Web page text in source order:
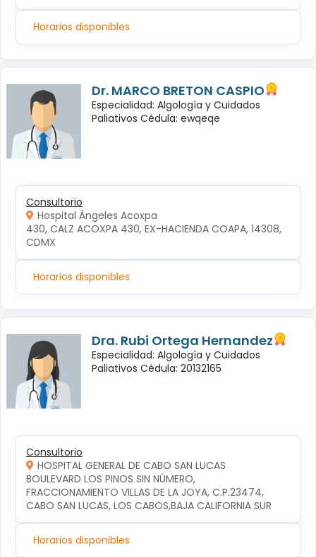
Horarios disponibles
Dr. MARCO BRETON CASPIO
Especialidad: Algología y Cuidados
Paliativos Cédula: ewqeqe
Consultorio
Hospital Ángeles Acoxpa
430, CALZ ACOXPA 430, EX-HACIENDA COAPA, 14308,
CDMX
Horarios disponibles
Dra. Rubi Ortega Hernandez
Especialidad: Algología y Cuidados
Paliativos Cédula: 20132165
Consultorio
HOSPITAL GENERAL DE CABO SAN LUCAS
BOULEVARD LOS PINOS SIN NÚMERO,
FRACCIONAMIENTO VILLAS DE LA JOYA, C.P.23474,
CABO SAN LUCAS, LOS CABOS,BAJA CALIFORNIA SUR
Horarios disponibles